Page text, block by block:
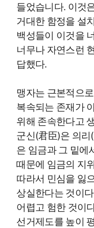
들었습니다. 이것
거대한 함정을 설
백성들이 이것을
너무나 자연스런
답했다.
맹자는 근본적으
복속되는 존재가
위해 존속한다고
군신(君臣)은 의리
은 임금과 그 밑에
때문에 임금의 지
따라서 민심을 잃
상실한다는 것이
어렵고 험한 것이
선거제도를 높이